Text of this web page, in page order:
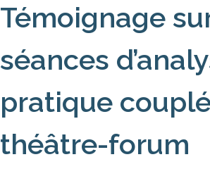
Témoignage
séances
pratique
théâtre-forum